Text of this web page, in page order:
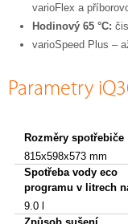
varioFlex a
Hodinový 65 °C:
varioSpeed Plus –
Parametry
Rozměry spotřebiče
815x598x573 mm
Spotřeba vody eco
programu v litrech
9.0 l